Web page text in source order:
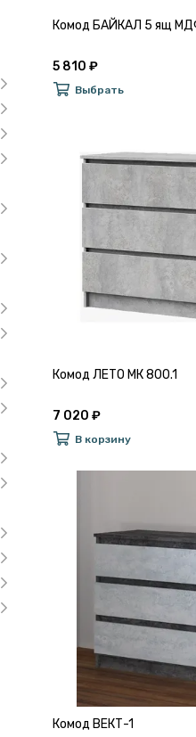
Комод БАЙКАЛ 5 ящ
5 810 ₽
Выбрать
Комод ЛЕТО МК 800.1
7 020 ₽
В корзину
Комод ВЕКТ-1